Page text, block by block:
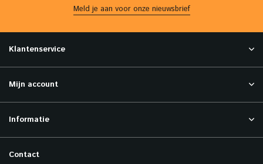
Meld je aan voor onze nieuwsbrief
Klantenservice
Mijn account
Informatie
Contact